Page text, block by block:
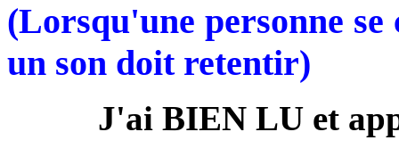
(Lorsqu'une personne se
un son doit retentir)
J'ai BIEN LU et